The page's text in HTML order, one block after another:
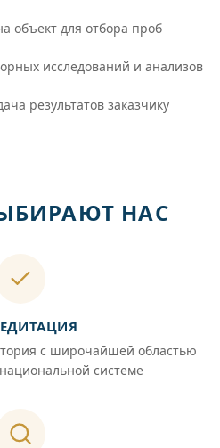
объект для отбора проб
исследований и анализов
результатов заказчику
НАС
с широчайшей областью
системе